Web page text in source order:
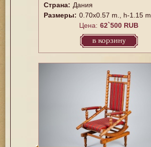
Страна: Дания
Размеры: 0.70x0.57 m., h-1.15 m.
Цена: 62`500 RUB
в корзину